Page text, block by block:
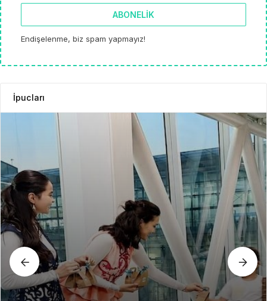
ABONELIK
Endişelenme, biz spam yapmayız!
İpucları